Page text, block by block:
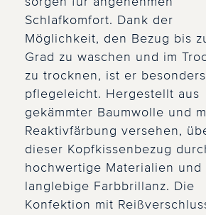
Schlafkomfort. Dank der
Möglichkeit, den Bezug bis
Grad zu waschen und im
zu trocknen, ist er besonders
pflegeleicht. Hergestellt aus
gekämmter Baumwolle und
Reaktivfärbung versehen,
dieser Kopfkissenbezug
hochwertige Materialien und
langlebige Farbbrillanz. Die
Konfektion mit